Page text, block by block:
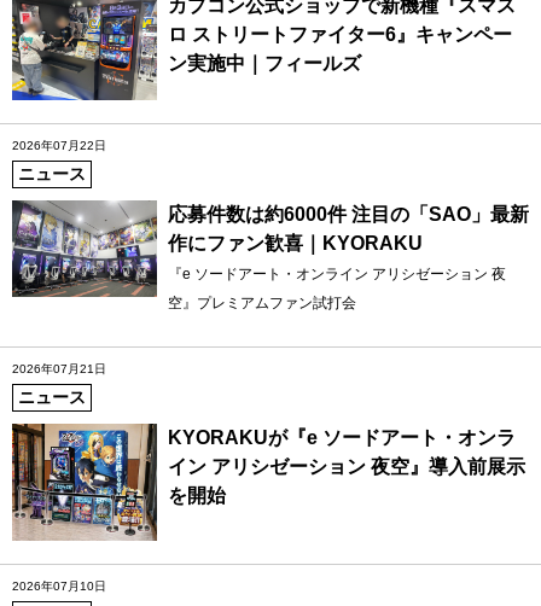
カプコン公式ショップで新機種『スマス
ロ ストリートファイター6』キャンペー
ン実施中｜フィールズ
2026年07月22日
ニュース
応募件数は約6000件 注目の「SAO」最新
作にファン歓喜｜KYORAKU
『e ソードアート・オンライン アリシゼーション 夜
空』プレミアムファン試打会
2026年07月21日
ニュース
KYORAKUが『e ソードアート・オンラ
イン アリシゼーション 夜空』導入前展示
を開始
2026年07月10日